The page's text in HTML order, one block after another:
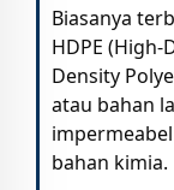
Biasanya
HDPE (High-
Density
atau bahan
bahan kimia.